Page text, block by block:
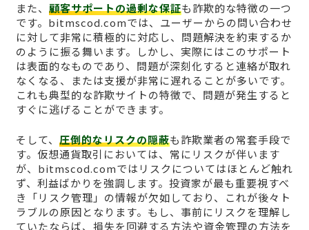
また、 顧客サポートの過剰な保証も詐欺的な特徴の一つ
です。bitmscod.comでは、ユーザーからの問い合わせ
に対して非常に積極的に対応し、問題解決を約束するか
のように振る舞います。しかし、実際にはこのサポート
は表面的なものであり、問題が深刻化すると連絡が取れ
なくなる、または支援が非常に遅れることが多いです。
これも典型的な詐欺サイトの特徴で、問題が発生すると
すぐに逃げることができます。
そして、 圧倒的なリスクの隠蔽も詐欺業者の常套手段で
す。仮想通貨取引においては、常にリスクが伴います
が、bitmscod.comではリスクについてはほとんど触れ
ず、利益ばかりを強調します。投資家が最も重要視すべ
き「リスク管理」の情報が欠如しており、これが後々ト
ラブルの原因となります。もし、事前にリスクを理解し
ていたならば、損失を回避する方法や資金管理の方法を